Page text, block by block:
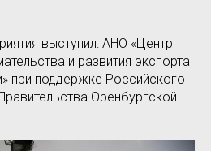
выступил: АНО «Центр
и развития экспорта
при поддержке Российского
Оренбургской